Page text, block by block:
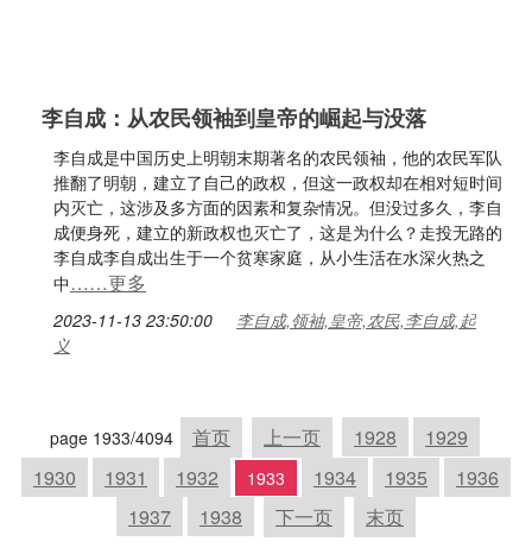
李自成：从农民领袖到皇帝的崛起与没落
李自成是中国历史上明朝末期著名的农民领袖，他的农民军队
推翻了明朝，建立了自己的政权，但这一政权却在相对短时间
内灭亡，这涉及多方面的因素和复杂情况。但没过多久，李自
成便身死，建立的新政权也灭亡了，这是为什么？走投无路的
李自成李自成出生于一个贫寒家庭，从小生活在水深火热之
中……更多
2023-11-13 23:50:00
李自成,领袖,皇帝,农民,李自成,起
义
page 1933/4094 首页 上一页 1928
1929
1930
1931 1932 1933 1934 1935
1936
1937
1938 下一页 末页